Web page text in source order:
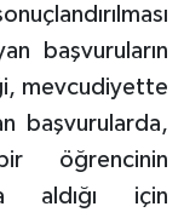
başvuruların
mevcudiyette
başvurularda,
öğrencinin
aldığı için